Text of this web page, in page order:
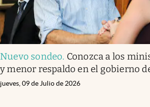
Nuevo sondeo. Conozca a los
y menor respaldo en el gobierno
jueves, 09 de Julio de 2026